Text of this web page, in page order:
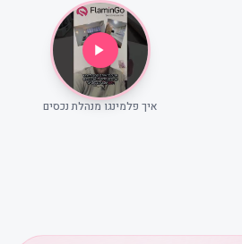
איך פלמינגו מנהלת נכסים